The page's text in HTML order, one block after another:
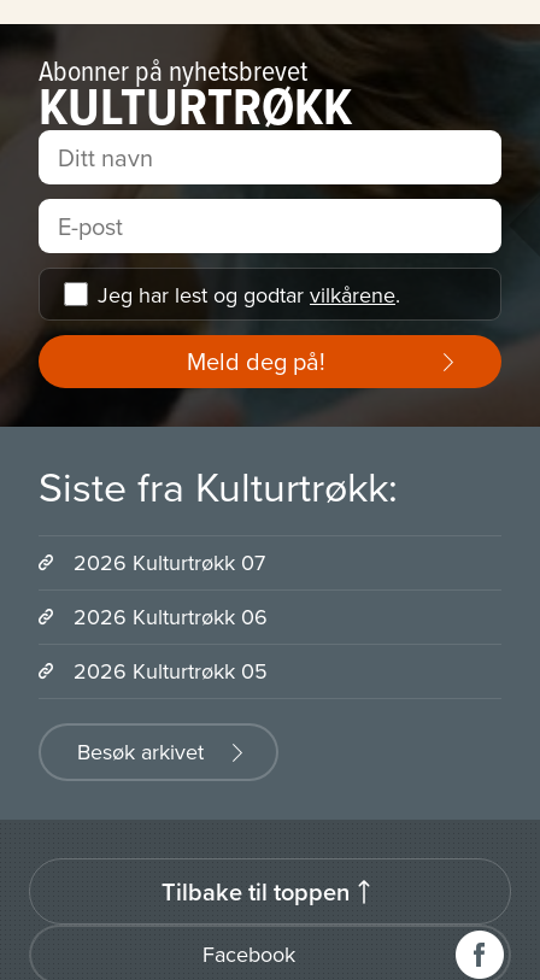
Abonner på nyhetsbrevet
KULTURTRØKK
Jeg har lest og godtar vilkårene.
Meld deg på!
Siste fra Kulturtrøkk:
2026 Kulturtrøkk 07
2026 Kulturtrøkk 06
2026 Kulturtrøkk 05
Besøk arkivet
Facebook
Tilbake til toppen